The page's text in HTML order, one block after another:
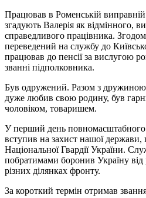
Працював в Роменській
згадують Валерія як відмінного,
справедливого працівника.
переведений на службу до
працював до пенсії за вислугою
званні підполковника.
Був одружений. Разом з дружиною
дуже любив свою родину, був
чоловіком, товаришем.
У перший день повномасштабного
вступив на захист нашої держави,
Національної Гвардії України.
побратимами боронив Україну від
різних ділянках фронту.
За короткий термін отримав